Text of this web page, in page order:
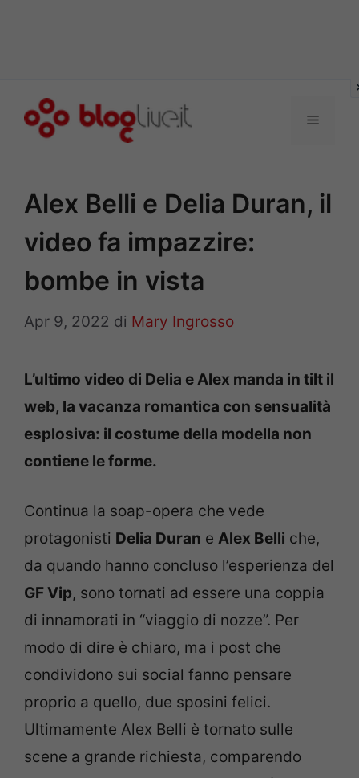
Menu
Alex Belli e Delia Duran, il
video fa impazzire:
bombe in vista
Apr 9, 2022 di Mary Ingrosso
L’ultimo video di Delia e Alex manda in tilt il
web, la vacanza romantica con sensualità
esplosiva: il costume della modella non
contiene le forme.
Continua la soap-opera che vede
protagonisti Delia Duran e Alex Belli che,
da quando hanno concluso l’esperienza del
GF Vip, sono tornati ad essere una coppia
di innamorati in “viaggio di nozze”. Per
modo di dire è chiaro, ma i post che
condividono sui social fanno pensare
proprio a quello, due sposini felici.
Ultimamente Alex Belli è tornato sulle
scene a grande richiesta, comparendo